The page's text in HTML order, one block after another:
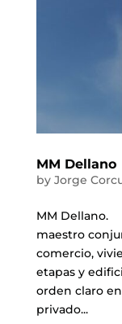
MM Dellano
by Jorge
MM
maestro
comercio,
etapas y
orden claro
privado...